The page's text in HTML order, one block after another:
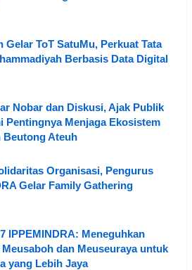
Gelar ToT SatuMu, Perkuat Tata
Berbasis Data Digital
Nobar dan Diskusi, Ajak Publik
Pentingnya Menjaga Ekosistem
Beutong Ateuh
Organisasi, Pengurus
Gelar Family Gathering
IPPEMINDRA: Meneguhkan
dan Meuseuraya untuk
yang Lebih Jaya